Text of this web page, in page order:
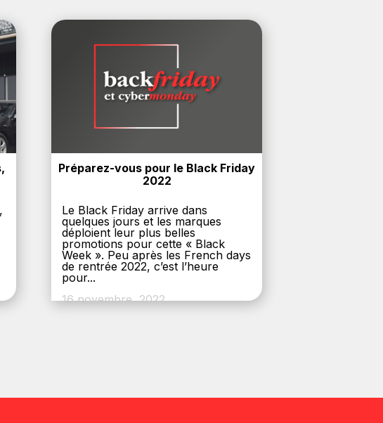
Préparez-vous pour le Black Friday
2022
Le Black Friday arrive dans
quelques jours et les marques
déploient leur plus belles
promotions pour cette « Black
Week ». Peu après les French days
de rentrée 2022, c’est l’heure
pour...
16 novembre, 2022